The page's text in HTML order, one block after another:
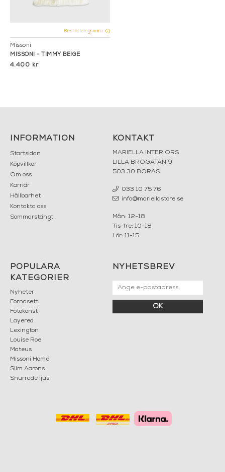
Beställningsvara
Missoni
MISSONI - TIMMY BEIGE
4.400 kr
INFORMATION
Startsidan
Köpvillkor
Om oss
Karriär
Hållbarhet
Kontakta oss
Sommarstängt
KONTAKT
MARIELLA INTERIORS
LILLA BROGATAN 9
503 30 BORÅS
033 10 75 76
info@mariellastore.se
Mån: 12-18
Tis-fre: 10-18
Lör: 11-15
POPULÄRA
KATEGORIER
Nyheter
Fornasetti
Fotokonst
Layered
Lexington
Louise Roe
Mateus
Missoni Home
Slim Aarons
Snurrade ljus
NYHETSBREV
OK